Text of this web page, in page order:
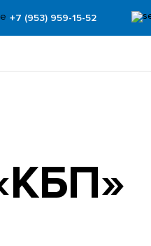
+7 (953) 959-15-52